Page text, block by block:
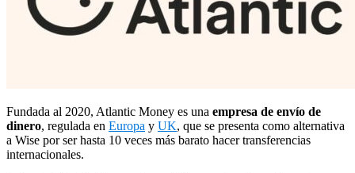
Fundada al 2020, Atlantic Money es una empresa de envío de
dinero, regulada en Europa y UK, que se presenta como alternativa
a Wise por ser hasta 10 veces más barato hacer transferencias
internacionales.